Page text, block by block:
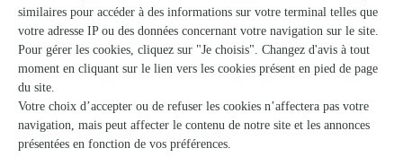
Voir la boutique